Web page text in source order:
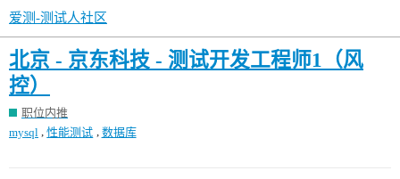
爱测-测试人社区
北京 - 京东科技 - 测试开发工程师1（风
控）
职位内推
mysql ,性能测试 , 数据库